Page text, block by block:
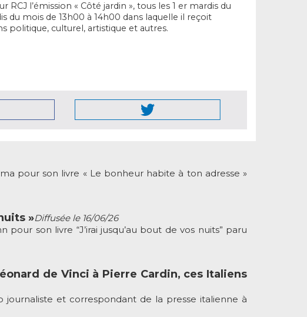
RCJ l’émission « Côté jardin », tous les 1 er mardis du
du mois de 13h00 à 14h00 dans laquelle il reçoit
politique, culturel, artistique et autres.
pour son livre « Le bonheur habite à ton adresse »
»Diffusée le 16/06/26
son livre “J’irai jusqu’au bout de vos nuits” paru
de Vinci à Pierre Cardin, ces Italiens
journaliste et correspondant de la presse italienne à